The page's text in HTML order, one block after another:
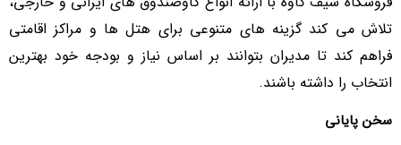
تلاش می کند گزینه های متنوعی برای هتل ها و مراکز اقامتی
فراهم کند تا مدیران بتوانند بر اساس نیاز و بودجه خود بهترین
انتخاب را داشته باشند.
سخن پایانی